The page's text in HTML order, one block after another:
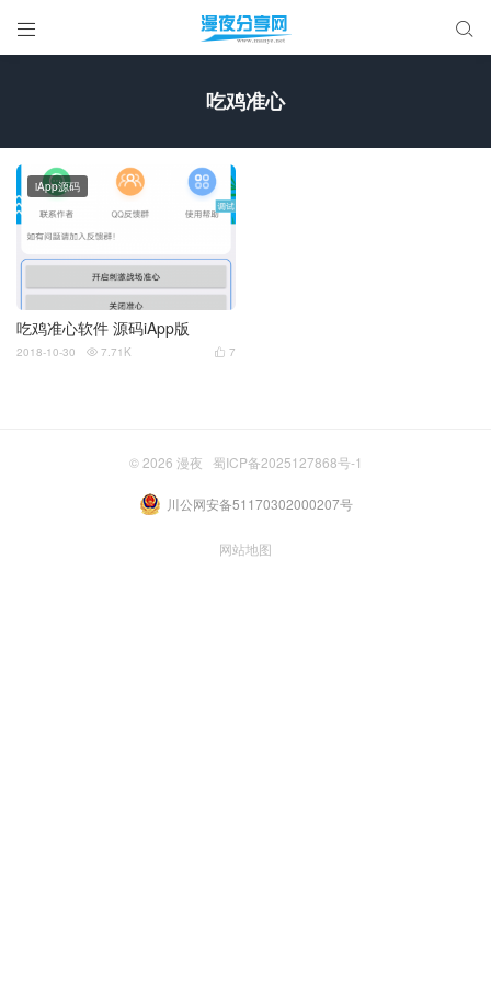
 
吃鸡准心
吃鸡准心软件 源码iApp版
iApp源码
 7
2018-10-30  7.71K
© 2026 漫夜 蜀ICP备2025127868号-1
川公网安备51170302000207号
网站地图